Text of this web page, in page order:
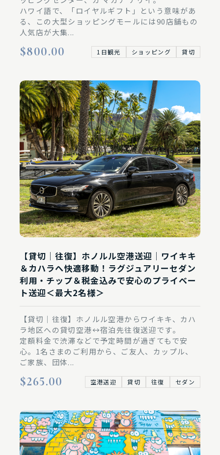
ハワイ語で、「ロイヤルギフト」という意味があ
る、この大型ショッピングモールには90店舗もの
人気店が大集...
$800.00 1日観光 ショッピング 貸切
【貸切｜往復】ホノルル空港送迎｜ワイキキ
＆カハラへ快適移動！ラグジュアリーセダン
利用・チップ＆税金込みで安心のプライベー
ト送迎＜最大2名様＞
【貸切｜往復】ホノルル空港からワイキキ、カハ
ラ地区への貸切空港↔︎宿泊先往復送迎です。
定額料金で渋滞などで予定時間が過ぎてもで安
心。1名さまのご利用から、ご友人、カップル、
ご家族、団体...
$265.00 空港送迎 貸切 往復 セダン